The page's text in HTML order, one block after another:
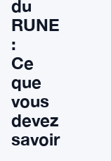
du
RUNE
:
Ce
que
vous
devez
savoir